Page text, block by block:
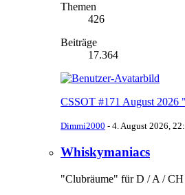
Themen
426
Beiträge
17.364
CSSOT #171 August 2026
Dimmi2000 - 4. August 2026,
Whiskymaniacs
"Clubräume" für D / A / CH